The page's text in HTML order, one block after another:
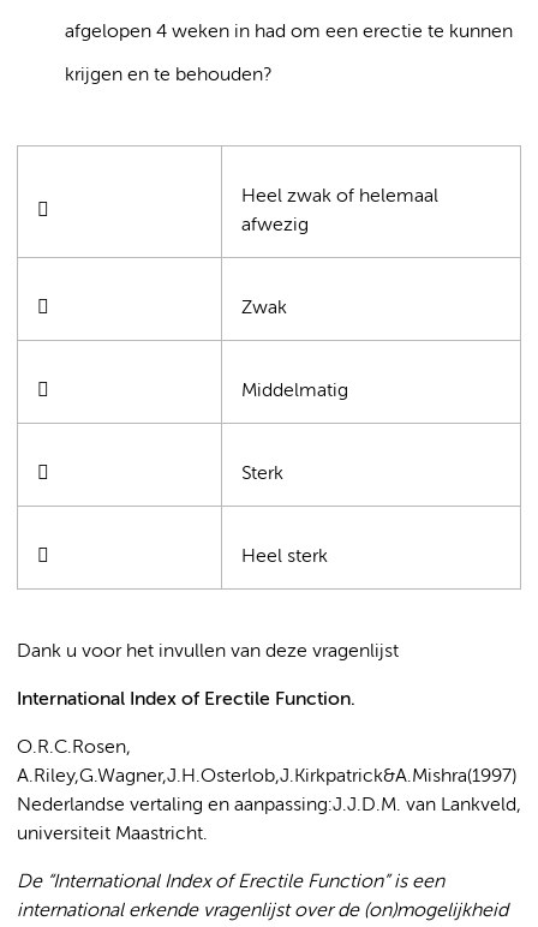
afgelopen 4 weken in had om een erectie te kunnen
krijgen en te behouden?

Heel zwak of helemaal
afwezig
 Zwak
 Middelmatig
 Sterk
 Heel sterk
Dank u voor het invullen van deze vragenlijst
International Index of Erectile Function.
O.R.C.Rosen,
A.Riley,G.Wagner,J.H.Osterlob,J.Kirkpatrick&A.Mishra(1997)
Nederlandse vertaling en aanpassing:J.J.D.M. van Lankveld,
universiteit Maastricht.
De “International Index of Erectile Function” is een
international erkende vragenlijst over de (on)mogelijkheid